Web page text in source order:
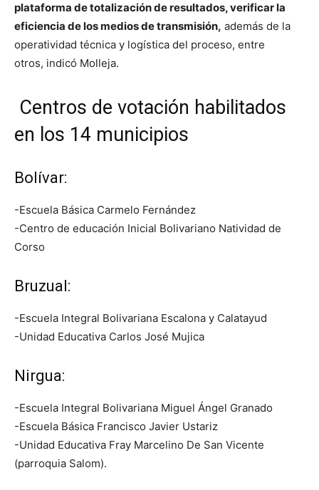
plataforma de totalización de resultados, verificar la
eficiencia de los medios de transmisión, además de la
operatividad técnica y logística del proceso, entre
otros, indicó Molleja.
Centros de votación habilitados
en los 14 municipios
Bolívar:
-Escuela Básica Carmelo Fernández
-Centro de educación Inicial Bolivariano Natividad de
Corso
Bruzual:
-Escuela Integral Bolivariana Escalona y Calatayud
-Unidad Educativa Carlos José Mujica
Nirgua:
-Escuela Integral Bolivariana Miguel Ángel Granado
-Escuela Básica Francisco Javier Ustariz
-Unidad Educativa Fray Marcelino De San Vicente
(parroquia Salom).